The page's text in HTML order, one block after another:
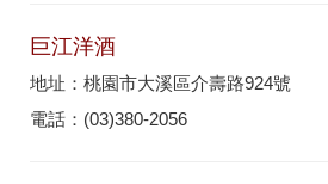
巨江洋酒
地址：桃園市大溪區介壽路924號
電話：(03)380-2056